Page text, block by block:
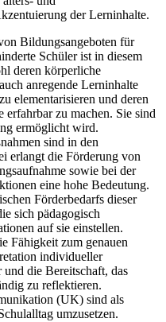
der Lerninhalte.
Bildungsangeboten für
Schüler ist in diesem
deren körperliche
anregende Lerninhalte
elementarisieren und deren
erfahrbar zu machen. Sie sind
ermöglicht wird.
sind in den
erlangt die Förderung von
sowie bei der
eine hohe Bedeutung.
Förderbedarfs dieser
sich pädagogisch
auf sie einstellen.
Fähigkeit zum genauen
individueller
die Bereitschaft, das
zu reflektieren.
(UK) sind als
umzusetzen.